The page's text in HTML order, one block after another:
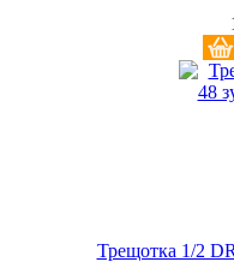
Трещотка 1/2